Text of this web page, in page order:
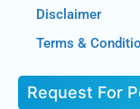
Disclaimer
Terms &
Request For